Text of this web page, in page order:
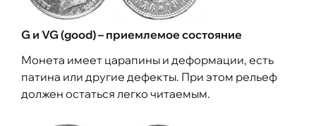
G и VG (good) – приемлемое состояние
Монета имеет царапины и деформации, есть
патина или другие дефекты. При этом рельеф
должен остаться легко читаемым.